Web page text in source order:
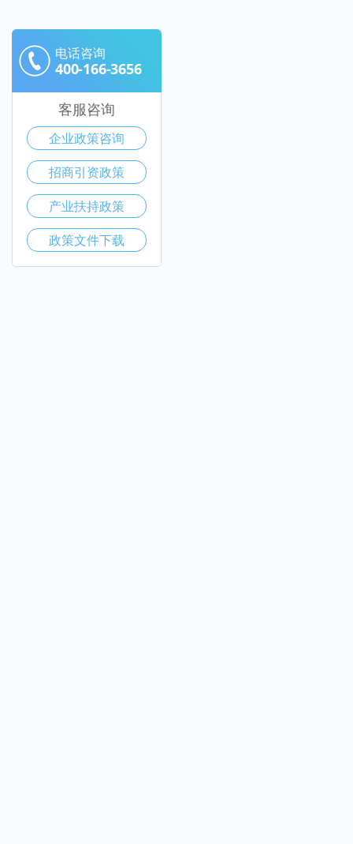
电话咨询
400-166-3656
客服咨询
企业政策咨询
招商引资政策
产业扶持政策
政策文件下载